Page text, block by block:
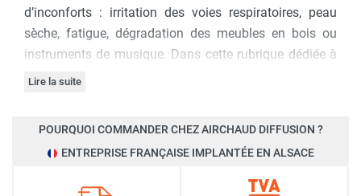
d’inconforts : irritation des voies respiratoires, peau
sèche, fatigue, dégradation des meubles en bois ou
instruments de musique. Dans cette rubrique dédiée à
l’humidification de l’air, nous vous aidons à mieux
les solutions adaptées. Du petit humidificateur
ultrasonique pour chambre au modèle à vapeur
chaude pour les grands volumes, nos contenus vous
Lire la suite
POURQUOI COMMANDER CHEZ AIRCHAUD DIFFUSION ?
ENTREPRISE FRANÇAISE IMPLANTÉE EN ALSACE